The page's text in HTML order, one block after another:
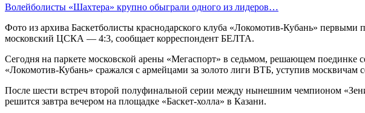
Волейболисты «Шахтера» крупно обыграли одного из лидеров…
Фото из архива Баскетболисты краснодарского клуба «Локомотив-Кубань»
московский ЦСКА — 4:3, сообщает корреспондент БЕЛТА.
Сегодня на паркете московской арены «Мегаспорт» в седьмом, решающем поединке
«Локомотив-Кубань» сражался с армейцами за золото лиги ВТБ, уступив москвичам
После шести встреч второй полуфинальной серии между нынешним чемпионом
решится завтра вечером на площадке «Баскет-холла» в Казани.